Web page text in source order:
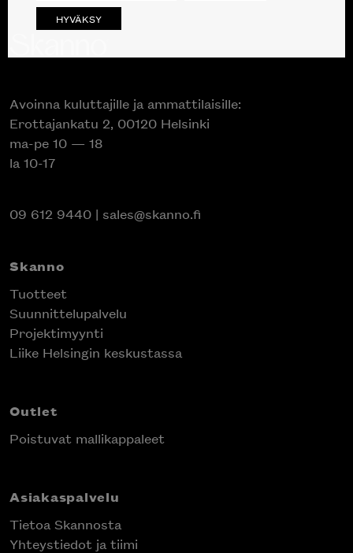
Avoinna kuluttajille ja ammattilaisille:
Erottajankatu 2, 00120 Helsinki
ma-pe 10 — 18
la 10-17
09 612 9440 | sales@skanno.fi
Skanno
Tuotteet
Suunnittelupalvelu
Projektimyynti
Liike Helsingin keskustassa
Outlet
Poistuvat mallikappaleet
Asiakaspalvelu
Tietoa Skannosta
Yhteystiedot ja tiimi
huonekalumallistosta.
HYVÄKSY